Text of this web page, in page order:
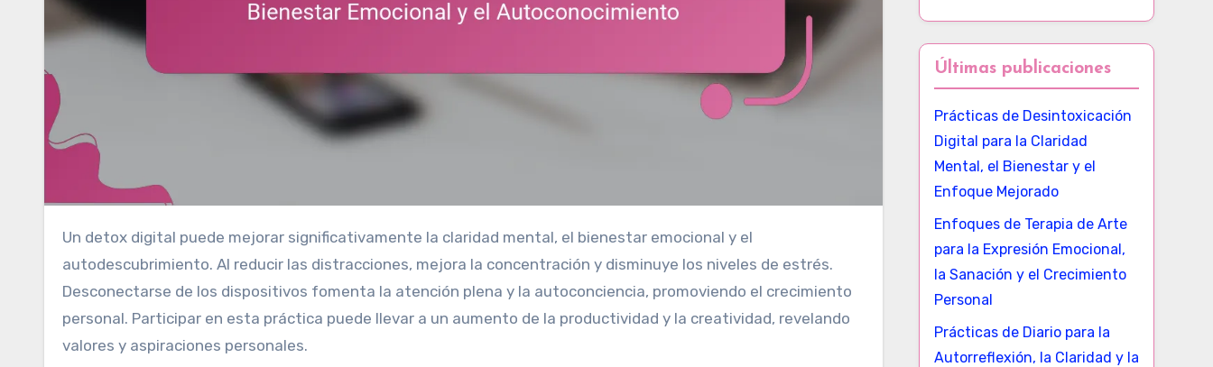
Un detox digital puede mejorar significativamente la claridad mental, el bienestar emocional y el
autodescubrimiento. Al reducir las distracciones, mejora la concentración y disminuye los niveles de estrés.
Desconectarse de los dispositivos fomenta la atención plena y la autoconciencia, promoviendo el crecimiento
personal. Participar en esta práctica puede llevar a un aumento de la productividad y la creatividad, revelando
valores y aspiraciones personales.
Últimas publicaciones
Prácticas de Desintoxicación
Digital para la Claridad
Mental, el Bienestar y el
Enfoque Mejorado
Enfoques de Terapia de Arte
para la Expresión Emocional,
la Sanación y el Crecimiento
Personal
Prácticas de Diario para la
Autorreflexión, la Claridad y la